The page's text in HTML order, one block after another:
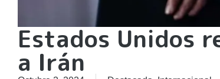
Estados Unidos
a Irán